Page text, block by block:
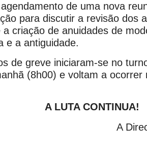
de uma nova
para discutir a revisão dos
a criação de anuidades de
e a antiguidade.
de greve iniciaram-se no
(8h00) e voltam a ocorrer
A LUTA CONTINUA!
A